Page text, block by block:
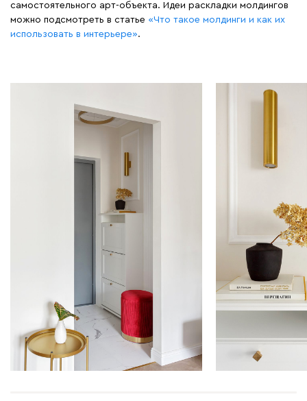
самостоятельного арт-объекта. Идеи раскладки молдингов
можно подсмотреть в статье «Что такое молдинги и как их
использовать в интерьере».